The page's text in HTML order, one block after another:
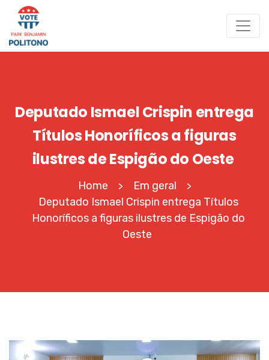
Deputado Ismael Crispin entrega
Títulos Honoríficos a figuras
ilustres de Espigão do Oeste
Home > Em geral >
Deputado Ismael Crispin entrega Títulos
Honoríficos a figuras ilustres de Espigão do
Oeste